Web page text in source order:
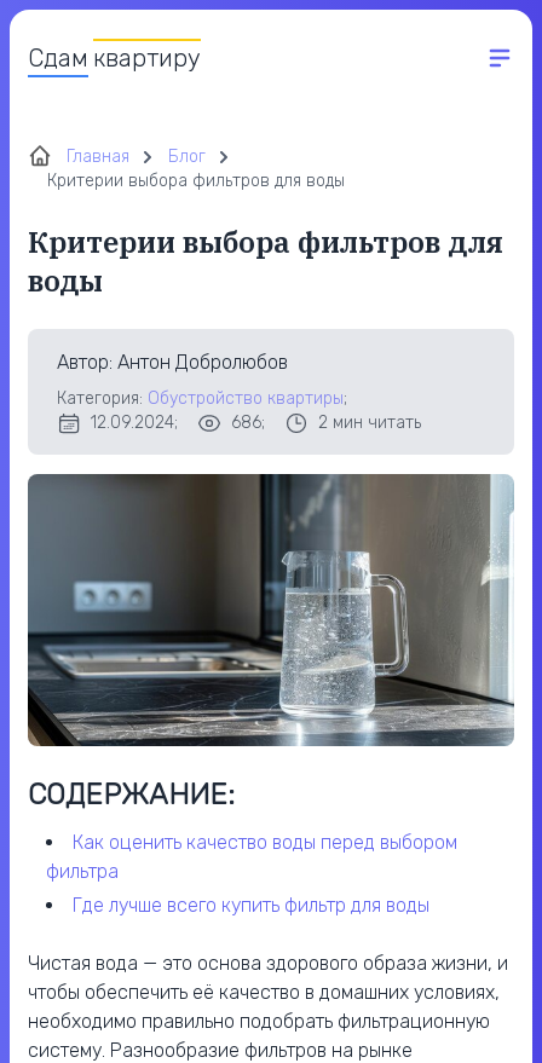
Сдам квартиру
Главная
Блог
Критерии выбора фильтров для воды
Критерии выбора фильтров для
воды
Автор: Антон Добролюбов
Категория: Обустройство квартиры;
12.09.2024;
686; 2 мин читать
СОДЕРЖАНИЕ:
как оценить качество воды перед выбором
фильтра
где лучше всего купить фильтр для воды
Чистая вода — это основа здорового образа жизни, и
чтобы обеспечить её качество в домашних условиях,
необходимо правильно подобрать фильтрационную
систему. Разнообразие фильтров на рынке